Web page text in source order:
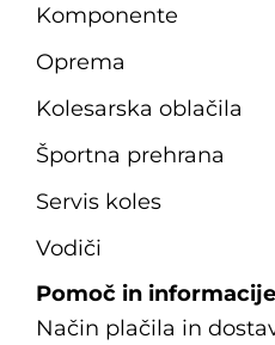
Komponente
Oprema
Kolesarska oblačila
Športna prehrana
Servis koles
Vodiči
Pomoč in informacije
Način plačila in